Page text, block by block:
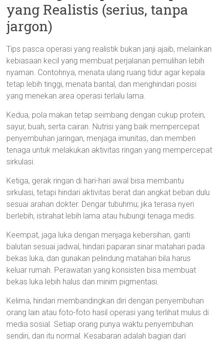
yang Realistis (serius, tanpa
jargon)
Tips pasca operasi yang realistik bukan janji ajaib, melainkan
kebiasaan kecil yang membuat perjalanan pemulihan lebih
nyaman. Contohnya, menata ulang ruang tidur agar kepala
tetap lebih tinggi, menata bantal, dan menghindari posisi
yang menekan area operasi terlalu lama.
Kedua, pola makan tetap seimbang dengan cukup protein,
sayur, buah, serta cairan. Nutrisi yang baik mempercepat
penyembuhan jaringan, menjaga imunitas, dan memberi
tenaga untuk melakukan aktivitas ringan yang mempercepat
sirkulasi.
Ketiga, gerak ringan di hari-hari awal bisa membantu
sirkulasi, tetapi hindari aktivitas berat dan angkat beban dulu
sesuai arahan dokter. Dengar tubuhmu; jika terasa nyeri
berlebih, istirahat lebih lama atau hubungi tenaga medis.
Keempat, jaga luka dengan menjaga kebersihan, ganti
balutan sesuai jadwal, hindari paparan sinar matahari pada
bekas luka, dan gunakan pelindung matahari bila harus
keluar rumah. Perawatan yang konsisten bisa membuat
bekas luka lebih halus dan minim pigmentasi.
Kelima, hindari membandingkan diri dengan penyembuhan
orang lain atau foto-foto hasil operasi yang terlihat mulus di
media sosial. Setiap orang punya waktu penyembuhan
sendiri, dan itu normal. Kesabaran adalah bagian dari